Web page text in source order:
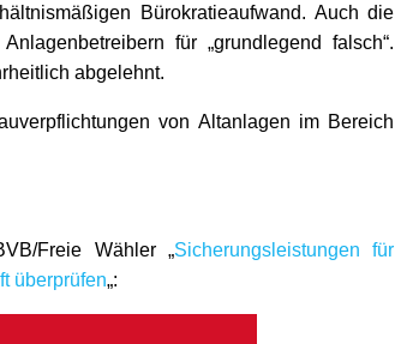
Bürokratieaufwand. Auch die
für „grundlegend falsch“.
abgelehnt.
von Altanlagen im Bereich
Freie Wähler „Sicherungsleistungen für
überprüfen„: